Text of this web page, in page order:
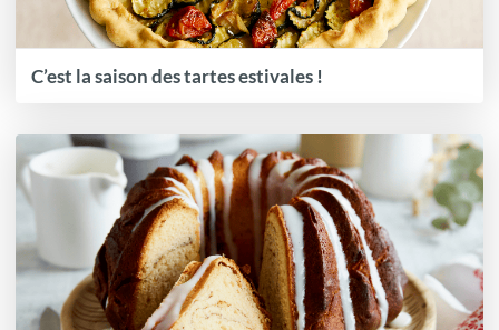
C’est la saison des tartes estivales !